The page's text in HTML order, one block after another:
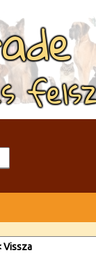
Vissza